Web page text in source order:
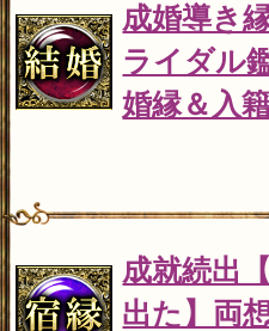
成婚導き
ライダル
婚縁＆入
成就続出
出た】両